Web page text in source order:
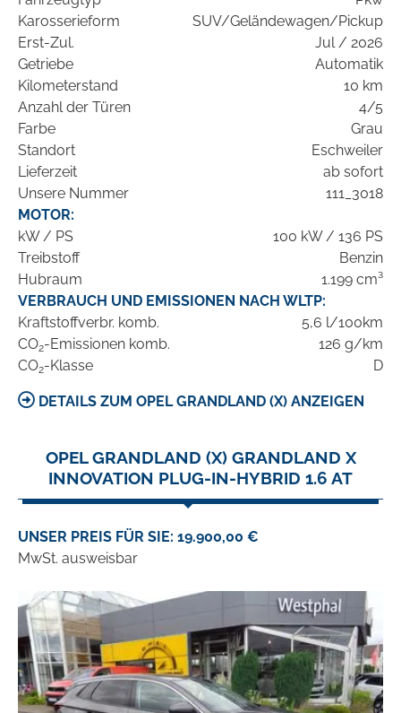
Karosserieform
SUV/Geländewagen/Pickup
Erst-Zul.
Jul / 2026
Getriebe
Automatik
Kilometerstand
10 km
Anzahl der Türen
4/5
Farbe
Grau
Standort
Eschweiler
Lieferzeit
ab sofort
Unsere Nummer
111_3018
MOTOR:
kW / PS
100 kW / 136 PS
Treibstoff
Benzin
Hubraum
1.199 cm³
VERBRAUCH UND EMISSIONEN NACH WLTP:
Kraftstoffverbr. komb.
5,6 l/100km
CO2-Emissionen komb.
126 g/km
CO2-Klasse D
DETAILS ZUM OPEL GRANDLAND (X) ANZEIGEN
OPEL GRANDLAND (X) GRANDLAND X
INNOVATION PLUG-IN-HYBRID 1.6 AT
UNSER PREIS FÜR SIE: 19.900,00 €
MwSt. ausweisbar